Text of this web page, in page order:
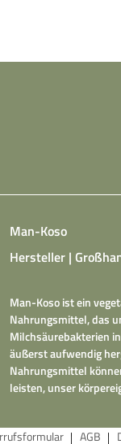
Man-Koso
Hersteller |
Man-Koso ist ein
Nahrungsmittel, das
Milchsäurebakterien
äußerst aufwendig
Nahrungsmittel
leisten, unser
AGB